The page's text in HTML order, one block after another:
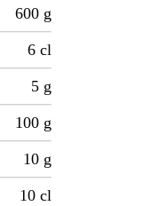
600 g
6 cl
5 g
100 g
10 g
10 cl